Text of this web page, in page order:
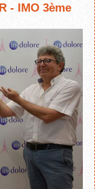
- IMO 3ème